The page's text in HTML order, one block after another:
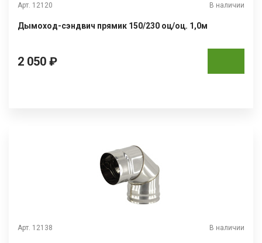
Арт. 12120 В наличии
Дымоход-сэндвич прямик 150/230 оц/оц. 1,0м
2 050 ₽
Арт. 12138 В наличии